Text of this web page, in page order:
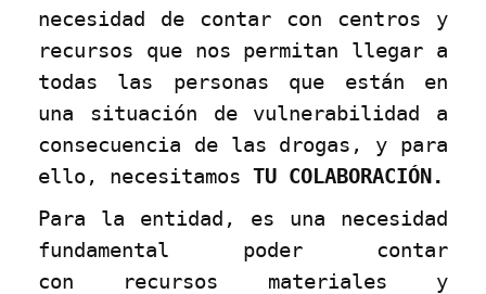
necesidad de contar con centros y
recursos que nos permitan llegar a
todas las personas que están en
una situación de vulnerabilidad a
consecuencia de las drogas, y para
ello, necesitamos TU COLABORACIÓN.
Para la entidad, es una necesidad
fundamental poder contar
con recursos materiales y